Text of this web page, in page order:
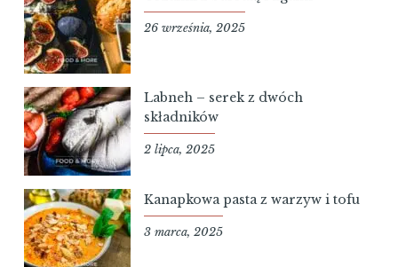
26 września, 2025
Labneh – serek z dwóch
składników
2 lipca, 2025
Kanapkowa pasta z warzyw i tofu
3 marca, 2025